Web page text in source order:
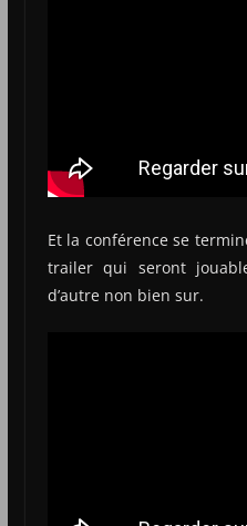
Et la conférence se
trailer qui seront
d’autre non bien sur.